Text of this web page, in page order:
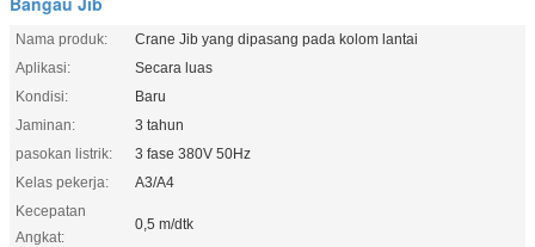
Nama produk:
Crane Jib yang dipasang pada kolom lantai
Aplikasi:
Secara luas
Kondisi:
Baru
Jaminan:
3 tahun
pasokan listrik:
3 fase 380V 50Hz
Kelas pekerja:
A3/A4
Kecepatan
Angkat:
0,5 m/dtk